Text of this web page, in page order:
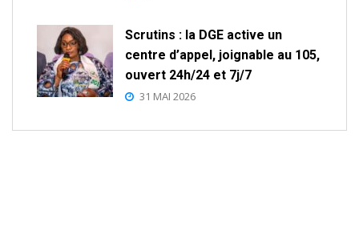
Scrutins : la DGE active un
centre d’appel, joignable au 105,
ouvert 24h/24 et 7j/7
31 MAI 2026